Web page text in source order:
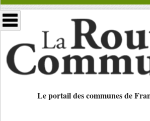
Le portail des communes de